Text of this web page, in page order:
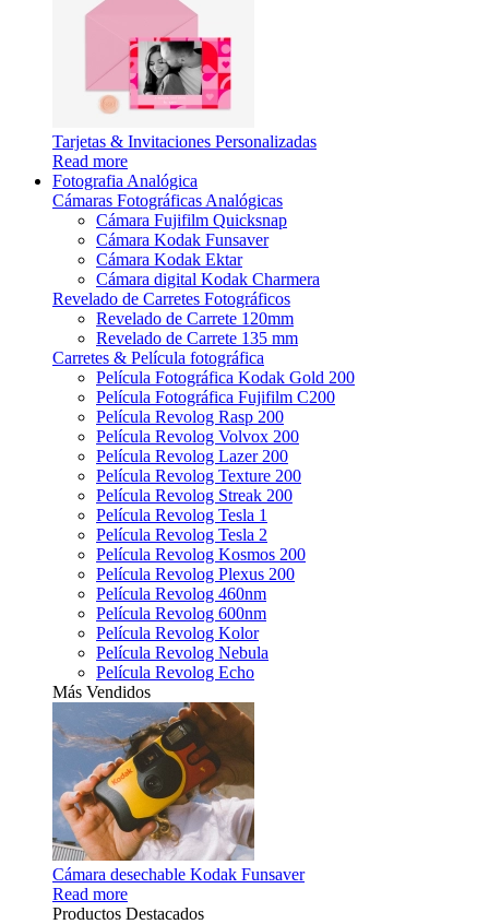
Tarjetas & Invitaciones Personalizadas
Read more
Fotografia Analógica
Cámaras Fotográficas Analógicas
Cámara Fujifilm Quicksnap
Cámara Kodak Funsaver
Cámara Kodak Ektar
Cámara digital Kodak Charmera
Revelado de Carretes Fotográficos
Revelado de Carrete 120mm
Revelado de Carrete 135 mm
Carretes & Película fotográfica
Película Fotográfica Kodak Gold 200
Película Fotográfica Fujifilm C200
Película Revolog Rasp 200
Película Revolog Volvox 200
Película Revolog Lazer 200
Película Revolog Texture 200
Película Revolog Streak 200
Película Revolog Tesla 1
Película Revolog Tesla 2
Película Revolog Kosmos 200
Película Revolog Plexus 200
Película Revolog 460nm
Película Revolog 600nm
Película Revolog Kolor
Película Revolog Nebula
Película Revolog Echo
Más Vendidos
Cámara desechable Kodak Funsaver
Read more
Productos Destacados